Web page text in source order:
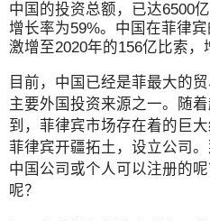
中国的投资总额，已达6500
增长率为59%。中国在菲律
激增至2020年的156亿比索，
目前，中国已经是菲最大的
主要外国投资来源之一。随
到，菲律宾市场存在着的巨
菲律宾开疆拓土，设立公司
中国公司或个人可以注册的
呢？